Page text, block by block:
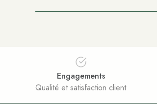
Engagements
Qualité et satisfaction client